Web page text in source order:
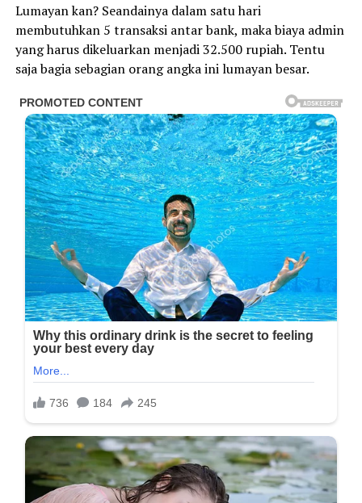
Lumayan kan? Seandainya dalam satu hari
membutuhkan 5 transaksi antar bank, maka biaya admin
yang harus dikeluarkan menjadi 32.500 rupiah. Tentu
saja bagia sebagian orang angka ini lumayan besar.